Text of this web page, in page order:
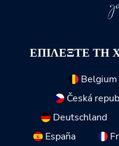
ΕΠΙΛΈΞΤΕ ΤΗ
Belgium
Česká
Deutschland
España